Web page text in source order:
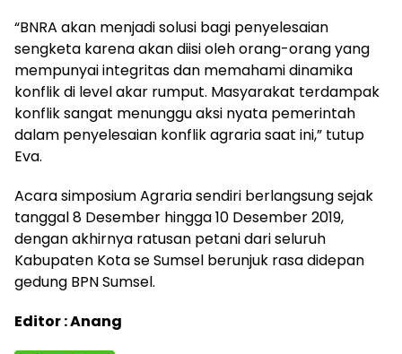
“BNRA akan menjadi solusi bagi penyelesaian
sengketa karena akan diisi oleh orang-orang yang
mempunyai integritas dan memahami dinamika
konflik di level akar rumput. Masyarakat terdampak
konflik sangat menunggu aksi nyata pemerintah
dalam penyelesaian konflik agraria saat ini,” tutup
Eva.
Acara simposium Agraria sendiri berlangsung sejak
tanggal 8 Desember hingga 10 Desember 2019,
dengan akhirnya ratusan petani dari seluruh
Kabupaten Kota se Sumsel berunjuk rasa didepan
gedung BPN Sumsel.
Editor : Anang